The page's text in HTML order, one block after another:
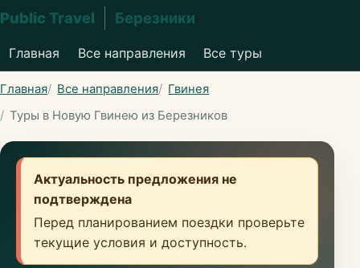
Public Travel Березники
Главная Все направления Все туры
Главная Все направления
Гвинея
Туры в Новую Гвинею из Березников
Актуальность предложения не
подтверждена
Перед планированием поездки проверьте
текущие условия и доступность.